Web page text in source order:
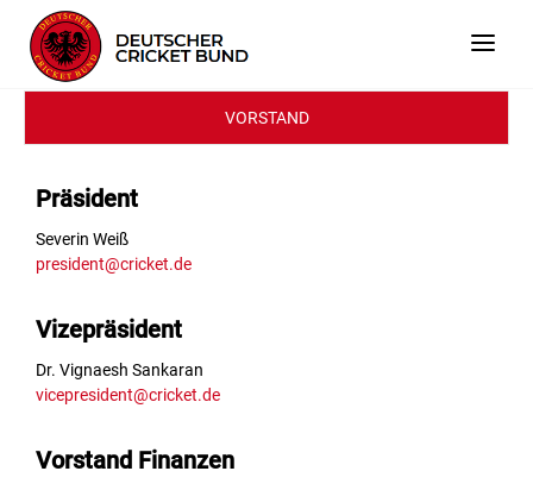
VORSTAND
Präsident
Severin Weiß
president@cricket.de
Vizepräsident
Dr. Vignaesh Sankaran
vicepresident@cricket.de
Vorstand Finanzen